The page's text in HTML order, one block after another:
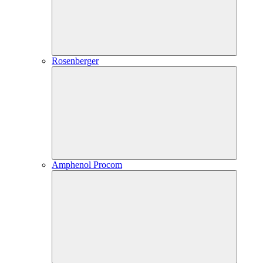
Rosenberger
Amphenol Procom